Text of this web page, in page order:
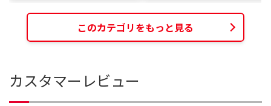
このカテゴリをもっと見る
カスタマーレビュー